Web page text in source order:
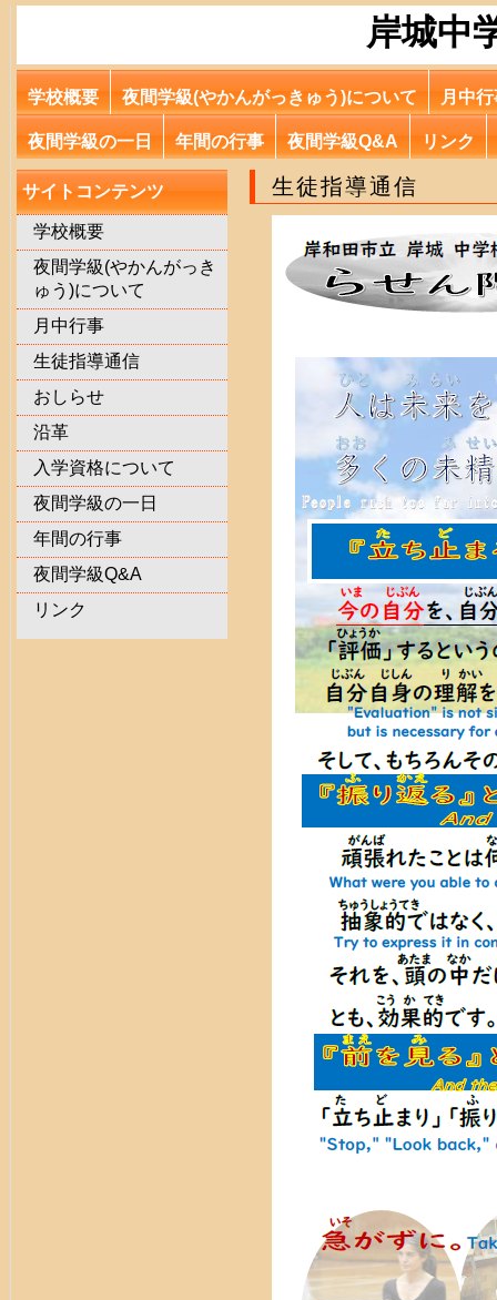
岸城中
学校概要 夜間学級(やかんがっきゅう)について 月中
夜間学級の一日 年間の行事 夜間学級Q&A リンク
サイトコンテンツ
学校概要
夜間学級(やかんがっき
ゅう)について
月中行事
生徒指導通信
おしらせ
沿革
入学資格について
夜間学級の一日
年間の行事
夜間学級Q&A
リンク
生徒指導通信